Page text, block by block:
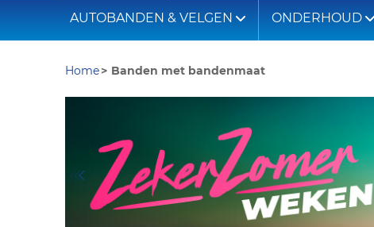
AUTOBANDEN & VELGEN ONDERHOUD
Home Banden met bandenmaat